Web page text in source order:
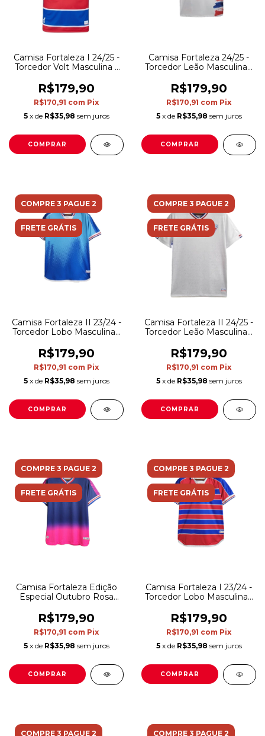
Camisa Fortaleza I 24/25 -
Torcedor Volt Masculina -
detalhes em branco
R$179,90
R$170,91 com Pix
5 x de R$35,98 sem juros
COMPRAR
Camisa Fortaleza 24/25 -
Torcedor Leão Masculina -
azul e vermelho
R$179,90
R$170,91 com Pix
5 x de R$35,98 sem juros
COMPRAR
COMPRE 3 PAGUE 2
FRETE GRÁTIS
Camisa Fortaleza II 23/24 -
Torcedor Lobo Masculina -
branco e vermelho
R$179,90
R$170,91 com Pix
5 x de R$35,98 sem juros
COMPRAR
COMPRE 3 PAGUE 2
FRETE GRÁTIS
Camisa Fortaleza II 24/25 -
Torcedor Leão Masculina -
azul e vermelho
R$179,90
R$170,91 com Pix
5 x de R$35,98 sem juros
COMPRAR
COMPRE 3 PAGUE 2
FRETE GRÁTIS
Camisa Fortaleza Edição
Especial Outubro Rosa
Masculina - Azul com
detalhes em rosa
R$179,90
R$170,91 com Pix
5 x de R$35,98 sem juros
COMPRAR
COMPRE 3 PAGUE 2
FRETE GRÁTIS
Camisa Fortaleza I 23/24 -
Torcedor Lobo Masculina -
R$179,90
R$170,91 com Pix
5 x de R$35,98 sem juros
COMPRAR
COMPRE 3 PAGUE 2 COMPRE 3 PAGUE 2